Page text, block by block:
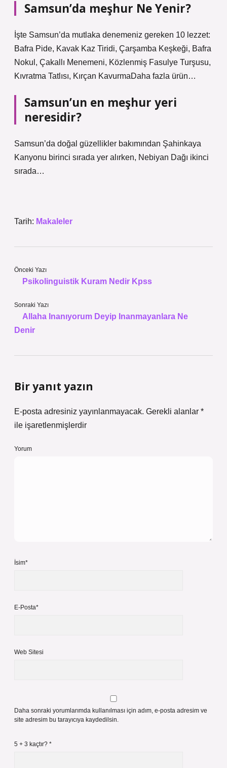
Samsun’da meşhur Ne Yenir?
İşte Samsun’da mutlaka denemeniz gereken 10 lezzet:
Bafra Pide, Kavak Kaz Tiridi, Çarşamba Keşkeği, Bafra
Nokul, Çakallı Menemeni, Közlenmiş Fasulye Turşusu,
Kıvratma Tatlısı, Kırçan KavurmaDaha fazla ürün…
Samsun’un en meşhur yeri
neresidir?
Samsun’da doğal güzellikler bakımından Şahinkaya
Kanyonu birinci sırada yer alırken, Nebiyan Dağı ikinci
sırada…
Tarih: Makaleler
Önceki Yazı
Psikolinguistik Kuram Nedir Kpss
Sonraki Yazı
Allaha Inanıyorum Deyip Inanmayanlara Ne
Denir
Bir yanıt yazın
E-posta adresiniz yayınlanmayacak. Gerekli alanlar *
ile işaretlenmişlerdir
Yorum
İsim*
E-Posta*
Web Sitesi
Daha sonraki yorumlarımda kullanılması için adım, e-posta adresim ve
site adresim bu tarayıcıya kaydedilsin.
5 + 3 kaçtır? *